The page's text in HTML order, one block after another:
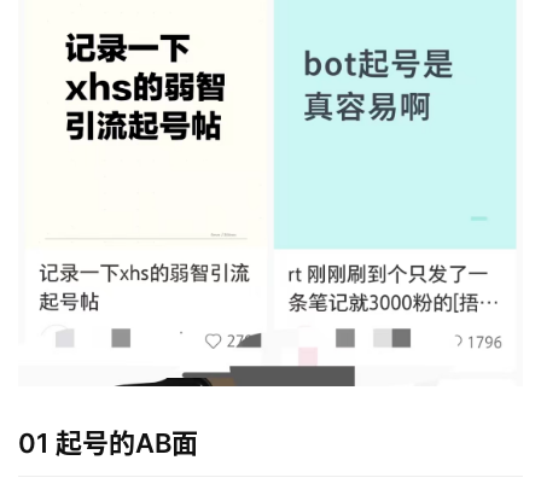
01 起号的AB面